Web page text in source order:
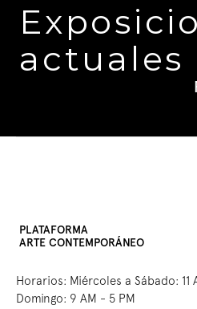
actuales
PLATAFORMA
ARTE CONTEMPORÁNEO
Horarios: Miércoles a Sábado: 11
Domingo: 9 AM - 5 PM